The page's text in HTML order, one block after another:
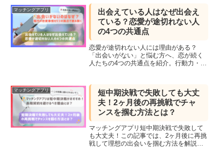
マッチングアプリ
出会えている人はなぜ出会え
ている？恋愛が途切れない人
の4つの共通点
恋愛が途切れない人には理由がある？
「出会いがない」と悩む方へ、恋が続く
人たちの4つの共通点を紹介。行動力・自
マッチングアプリ
短中期決戦で失敗しても大丈
夫！2ヶ月後の再挑戦でチャ
ンスを掴む方法とは？
マッチングアプリ短中期決戦で失敗して
も大丈夫！この記事では、2ヶ月後に再挑
戦して理想の出会いを掴む方法を解説。